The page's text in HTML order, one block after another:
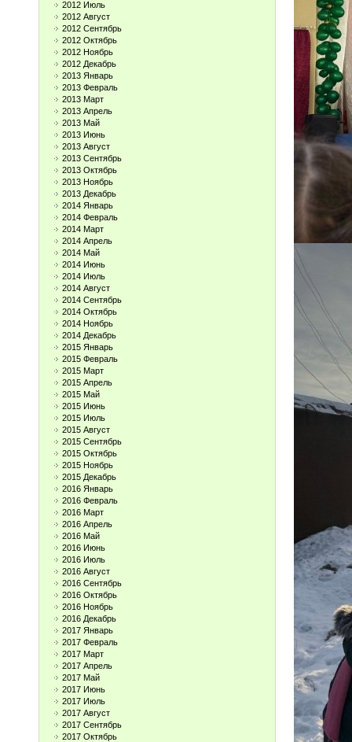
2012 Июль
2012 Август
2012 Сентябрь
2012 Октябрь
2012 Ноябрь
2012 Декабрь
2013 Январь
2013 Февраль
2013 Март
2013 Апрель
2013 Май
2013 Июнь
2013 Август
2013 Сентябрь
2013 Октябрь
2013 Ноябрь
2013 Декабрь
2014 Январь
2014 Февраль
2014 Март
2014 Апрель
2014 Май
2014 Июнь
2014 Июль
2014 Август
2014 Сентябрь
2014 Октябрь
2014 Ноябрь
2014 Декабрь
2015 Январь
2015 Февраль
2015 Март
2015 Апрель
2015 Май
2015 Июнь
2015 Июль
2015 Август
2015 Сентябрь
2015 Октябрь
2015 Ноябрь
2015 Декабрь
2016 Январь
2016 Февраль
2016 Март
2016 Апрель
2016 Май
2016 Июнь
2016 Июль
2016 Август
2016 Сентябрь
2016 Октябрь
2016 Ноябрь
2016 Декабрь
2017 Январь
2017 Февраль
2017 Март
2017 Апрель
2017 Май
2017 Июнь
2017 Июль
2017 Август
2017 Сентябрь
2017 Октябрь